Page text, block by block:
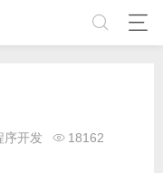
序开发
18162